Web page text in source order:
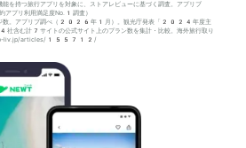
持つ旅行アプリを対象に、ストアレビューに基づく調査。アプリブ
リ利用満足度No.1調査）
ジ数。アプリブ調べ（2026年1月）。観光庁発表「2024年度主
社含む計7サイトの公式サイト上のプラン数を集計・比較。海外旅行取り
app-liv.jp/articles/155712/